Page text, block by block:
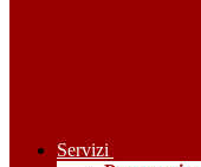
Servizi